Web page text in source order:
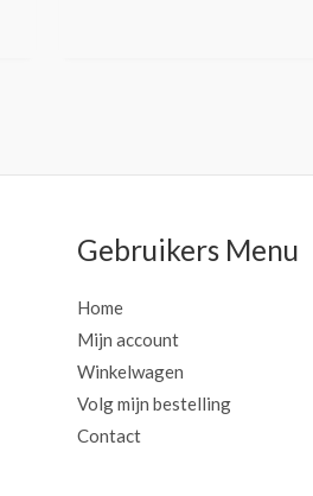
Gebruikers Menu
Home
Mijn account
Winkelwagen
Volg mijn bestelling
Contact